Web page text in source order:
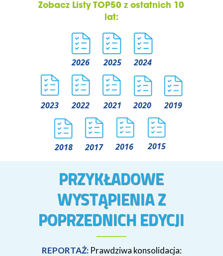
2018 2017 2016 2015
2019
2020
2022 2021
Zobacz Listy TOP50 z ostatnich 10
lat:
2023
2024
2025
2026
PRZYKŁADOWE
WYSTĄPIENIA Z
POPRZEDNICH EDYCJI
REPORTAŻ: Prawdziwa konsolidacja: